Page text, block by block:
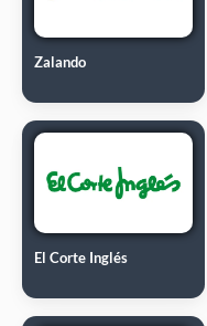
Zalando
El Corte Inglés